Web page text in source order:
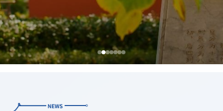
西北师范大学附属中学入选首批全国中